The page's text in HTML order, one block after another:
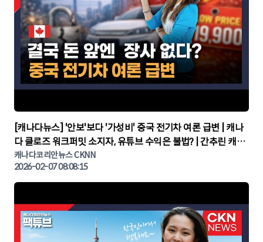
▶
[캐나다뉴스] '안보'보다 '가성비' 중국 전기차 여론 급변 | 캐나
다 클로즈 워크퍼밋 소지자, 유튜브 수익은 불법? | 간추린 캐나
다뉴스 | CKNNEWS, 캐나다코리안뉴스
캐나다코리안뉴스 CKNN
2026-02-07 08:08:15